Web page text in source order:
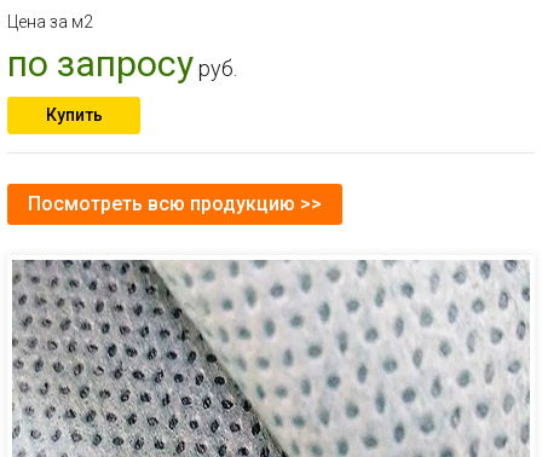
Цена за м2
по запросуруб.
Купить
Посмотреть всю продукцию >>